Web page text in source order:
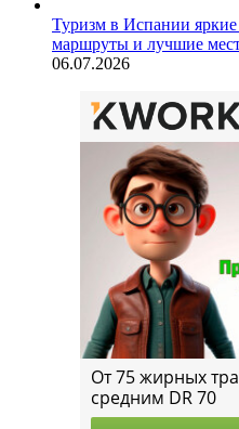
Туризм в Испании
маршруты и лучшие
06.07.2026